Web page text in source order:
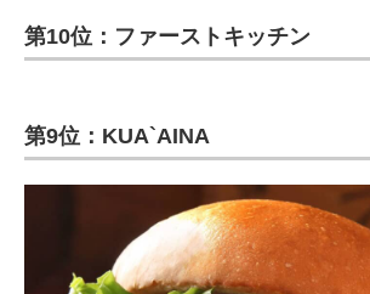
第10位：ファーストキッチン
第9位：KUA`AINA